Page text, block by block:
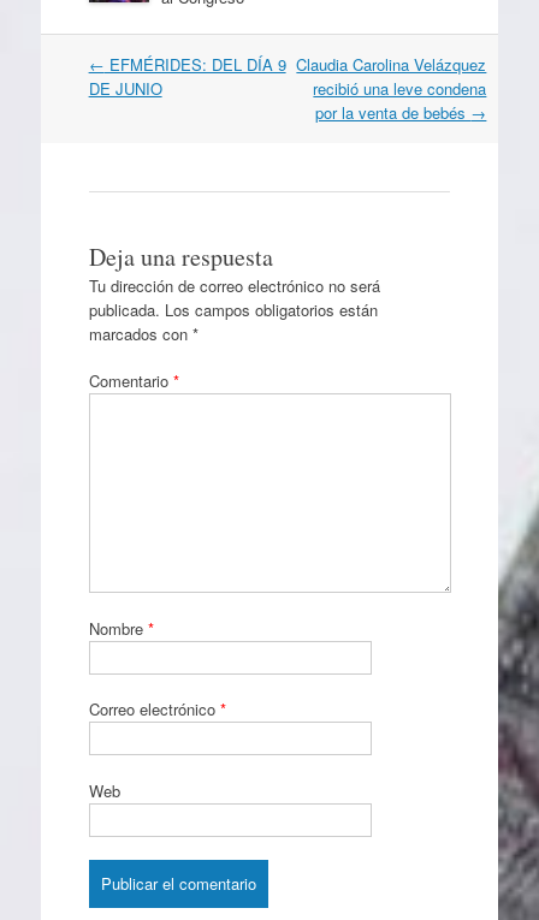
Navegación
por
← EFMÉRIDES: DEL DÍA 9
DE JUNIO
Claudia Carolina Velázquez
recibió una leve condena
por la venta de bebés →
Deja una respuesta
Tu dirección de correo electrónico no será
publicada. Los campos obligatorios están
marcados con *
Comentario *
Nombre *
Correo electrónico *
Web